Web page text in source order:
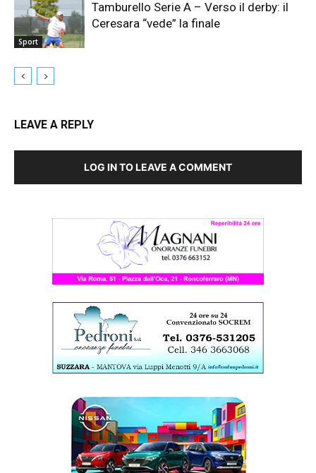
Sport
Tamburello Serie A – Verso il derby: il
Ceresara “vede” la finale
LEAVE A REPLY
LOG IN TO LEAVE A COMMENT